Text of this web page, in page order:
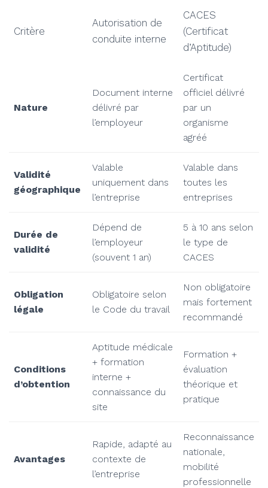
Critère
Autorisation de
conduite interne
CACES
(Certificat
d’Aptitude)
Nature
Document interne
délivré par
l’employeur
Certificat
officiel délivré
par un
organisme
agréé
Validité
géographique
Valable
uniquement dans
l’entreprise
Valable dans
toutes les
entreprises
Durée de
validité
Dépend de
l’employeur
(souvent 1 an)
5 à 10 ans selon
le type de
CACES
Obligation
légale
Obligatoire selon
le Code du travail
Non obligatoire
mais fortement
recommandé
Conditions
d’obtention
Aptitude médicale
+ formation
interne +
connaissance du
site
Formation +
évaluation
théorique et
pratique
Avantages
Rapide, adapté au
contexte de
l’entreprise
Reconnaissance
nationale,
mobilité
professionnelle